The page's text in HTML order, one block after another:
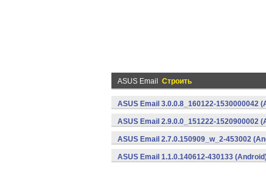
ASUS Email Строить
ASUS Email 3.0.0.8_160122-1530000042
ASUS Email 2.9.0.0_151222-1520900002
ASUS Email 2.7.0.150909_w_2-453002
ASUS Email 1.1.0.140612-430133